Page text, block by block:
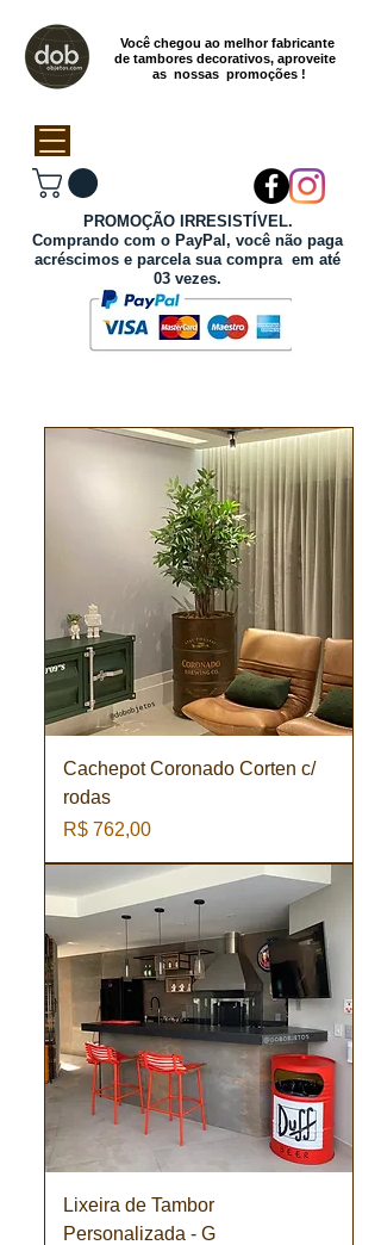
Você chegou ao melhor fabricante
de tambores decorativos, aproveite
as nossas promoções !
PROMOÇÃO IRRESISTÍVEL.
Comprando com o PayPal, você não paga
acréscimos e parcela sua compra em até
03 vezes.
Cachepot Coronado Corten c/
rodas
Preço
R$ 762,00
Lixeira de Tambor
Personalizada - G